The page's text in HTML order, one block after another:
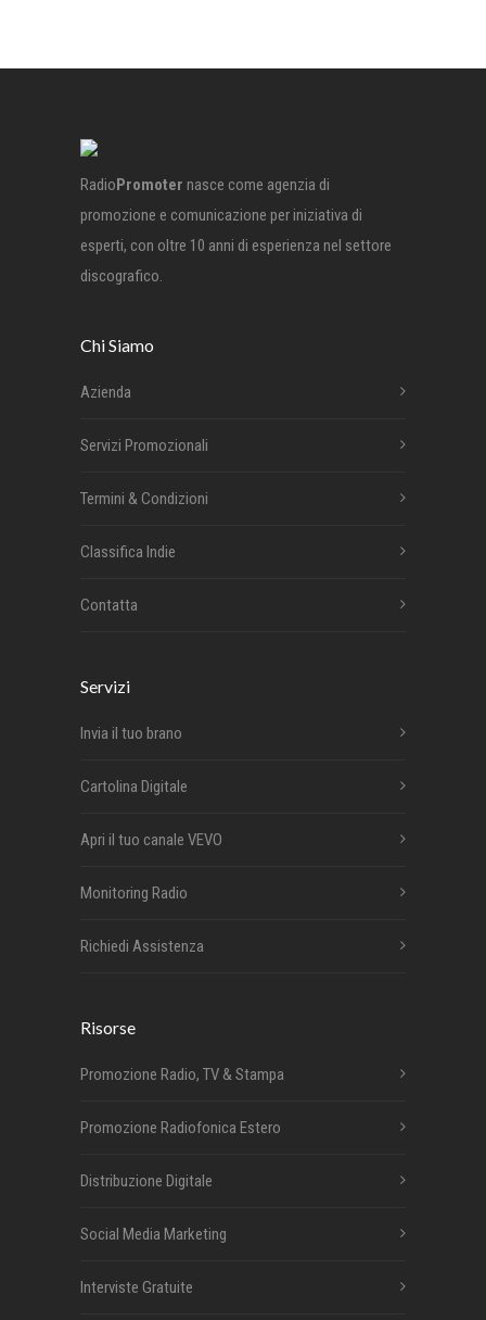
RadioPromoter nasce come agenzia di
promozione e comunicazione per iniziativa di
esperti, con oltre 10 anni di esperienza nel settore
discografico.
Chi Siamo
Azienda
Servizi Promozionali
Termini & Condizioni
Classifica Indie
Contatta
Servizi
Invia il tuo brano
Cartolina Digitale
Apri il tuo canale VEVO
Monitoring Radio
Richiedi Assistenza
Risorse
Promozione Radio, TV & Stampa
Promozione Radiofonica Estero
Distribuzione Digitale
Social Media Marketing
Interviste Gratuite